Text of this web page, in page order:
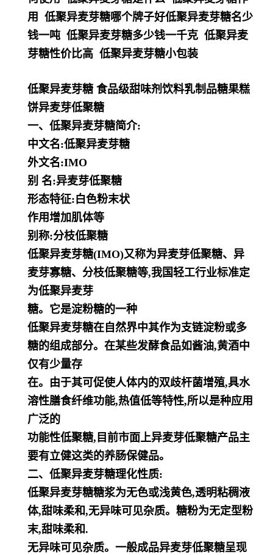
用 低聚异麦芽糖哪个牌子好低聚异麦芽糖名少
钱一吨 低聚异麦芽糖多少钱一千克 低聚异麦
芽糖性价比高 低聚异麦芽糖小包装
低聚异麦芽糖 食品级甜味剂饮料乳制品糖果糕
饼异麦芽低聚糖
一、低聚异麦芽糖简介:
中文名:低聚异麦芽糖
外文名:IMO
别 名:异麦芽低聚糖
形态特征:白色粉末状
作用增加肌体等
别称:分枝低聚糖
低聚异麦芽糖(IMO)又称为异麦芽低聚糖、异
麦芽寡糖、分枝低聚糖等,我国轻工行业标准定
为低聚异麦芽
糖。它是淀粉糖的一种
低聚异麦芽糖在自然界中其作为支链淀粉或多
糖的组成部分。在某些发酵食品如酱油,黄酒中
仅有少量存
在。由于其可促使人体内的双歧杆菌增殖,具水
溶性膳食纤维功能,热值低等特性,所以是种应用
广泛的
功能性低聚糖,目前市面上异麦芽低聚糖产品主
要有立健这类的养肠保健品。
二、低聚异麦芽糖理化性质:
低聚异麦芽糖糖浆为无色或浅黄色,透明粘稠液
体,甜味柔和,无异味可见杂质。糖粉为无定型粉
末,甜味柔和.
无异味可见杂质。一般成品异麦芽低聚糖呈现